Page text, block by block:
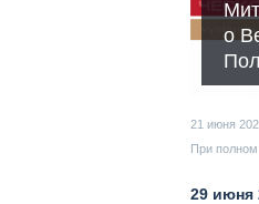
о
21 июня
При полном
29 июня